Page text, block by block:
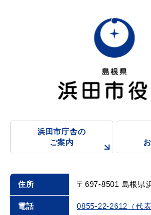
浜田市庁舎の
ご案内
住所 〒697-8501 島根県
電話 0855-22-2612（代表